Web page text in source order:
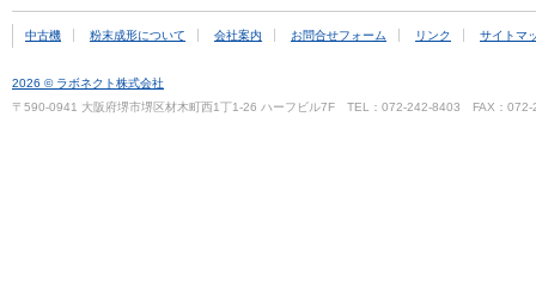
中古機 粉末成形について 会社案内 お問合せフォーム リンク サイトマ
2026 © ラボネクト株式会社
〒590-0941 大阪府堺市堺区材木町西1丁1-26 ハーフビル7F TEL：072-242-8403 FAX：